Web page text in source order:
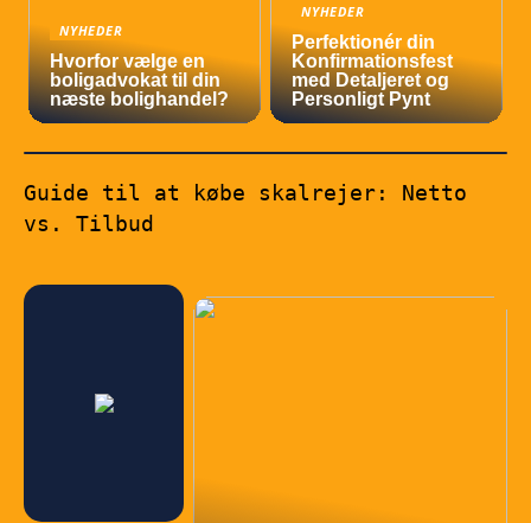
NYHEDER
Hvorfor vælge en
boligadvokat til din
næste bolighandel?
NYHEDER
Perfektionér din
Konfirmationsfest
med Detaljeret og
Personligt Pynt
Guide til at købe skalrejer: Netto
vs. Tilbud